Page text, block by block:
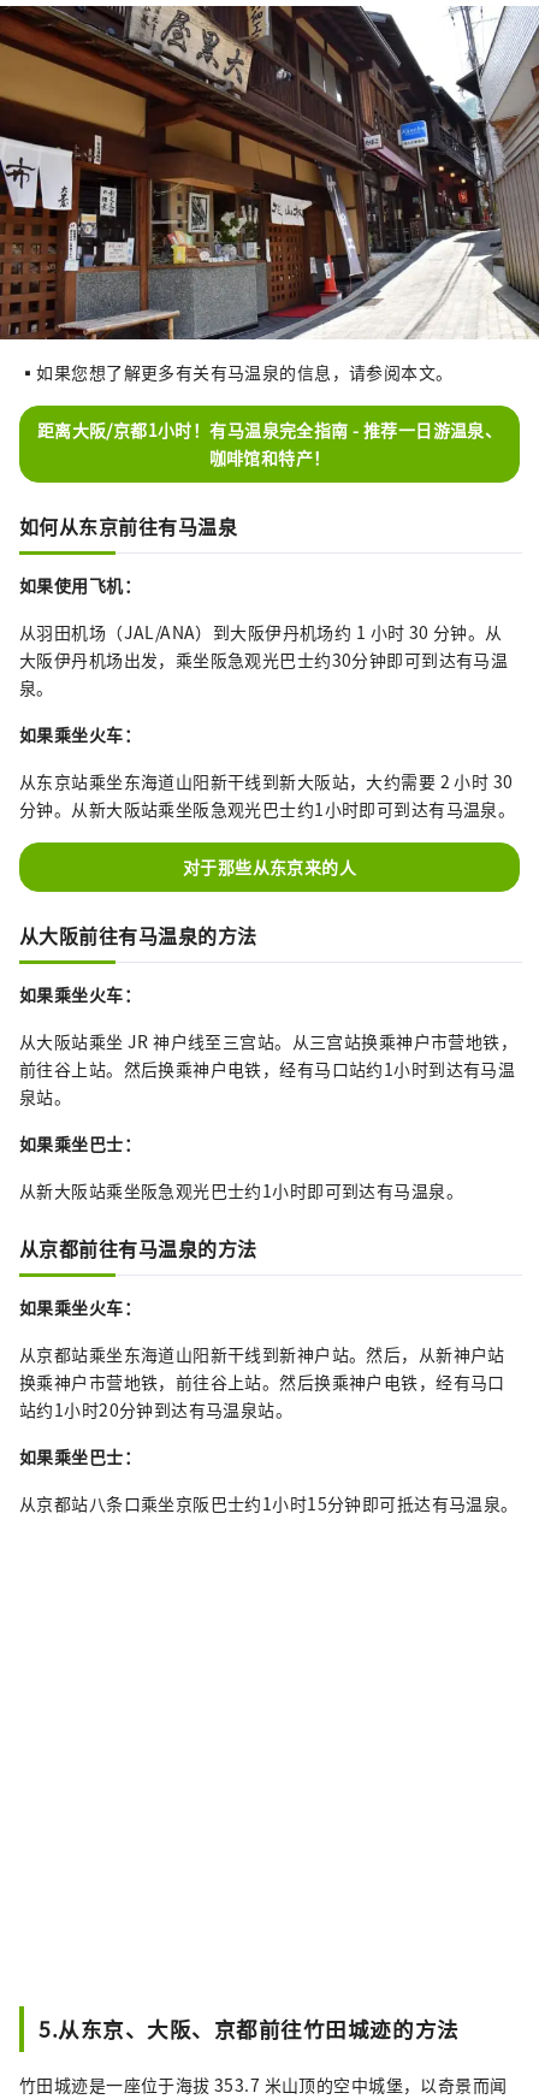
▪如果您想了解更多有关有马温泉的信息，请参阅本文。
距离大阪/京都1小时！有马温泉完全指南 - 推荐一日游温泉、
咖啡馆和特产！
如何从东京前往有马温泉
如果使用飞机：
从羽田机场（JAL/ANA）到大阪伊丹机场约 1 小时 30 分钟。从
大阪伊丹机场出发，乘坐阪急​​观光巴士约30分钟即可到达有马温
泉。
如果乘坐火车：
从东京站乘坐东海道山阳新干线到新大阪站，大约需要 2 小时 30
分钟。从新大阪站乘坐阪急观光巴士约1小时即可到达有马温泉。
对于那些从东京来的人
从大阪前往有马温泉的方法
如果乘坐火车：
从大阪站乘坐 JR 神户线至三宫站。从三宫站换乘神户市营地铁，
前往谷上站。然后换乘神户电铁，经有马口站约1小时到达有马温
泉站。
如果乘坐巴士：
从新大阪站乘坐阪急观光巴士约1小时即可到达有马温泉。
从京都前往有马温泉的方法
如果乘坐火车：
从京都站乘坐东海道山阳新干线到新神户站。然后，从新神户站
换乘神户市营地铁，前往谷上站。然后换乘神户电铁，经有马口
站约1小时20分钟到达有马温泉站。
如果乘坐巴士：
从京都站八条口乘坐京阪巴士约1小时15分钟即可抵达有马温泉。
5.从东京、大阪、京都前往竹田城迹的方法
竹田城迹是一座位于海拔 353.7 米山顶的空中城堡，以奇景而闻